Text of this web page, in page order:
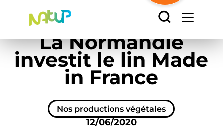
Nos productions végétales
La Normandie investit le lin Made in France
La Normandie
investit le lin Made
in France
Nos productions végétales
12/06/2020